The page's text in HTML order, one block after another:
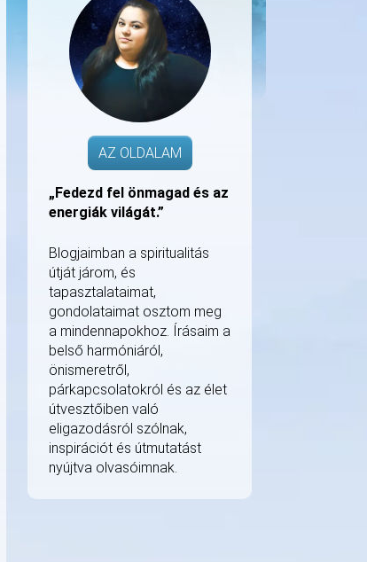
AZ OLDALAM
„Fedezd fel önmagad és az
energiák világát.”
Blogjaimban a spiritualitás
útját járom, és
tapasztalataimat,
gondolataimat osztom meg
a mindennapokhoz. Írásaim a
belső harmóniáról,
önismeretről,
párkapcsolatokról és az élet
útvesztőiben való
eligazodásról szólnak,
inspirációt és útmutatást
nyújtva olvasóimnak.